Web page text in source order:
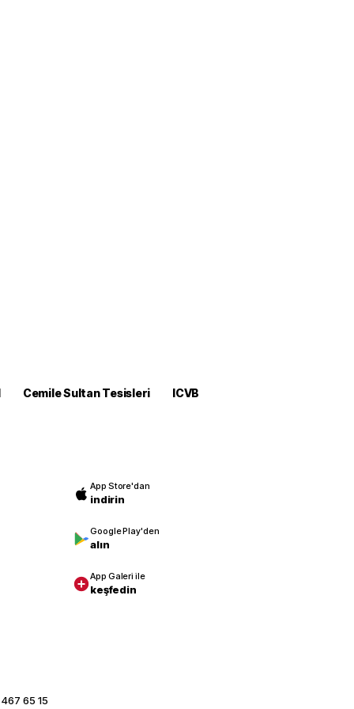
Cemile Sultan Tesisleri
ICVB
App Store'dan
indirin
Google Play'den
alın
App Galeri ile
keşfedin
65 15